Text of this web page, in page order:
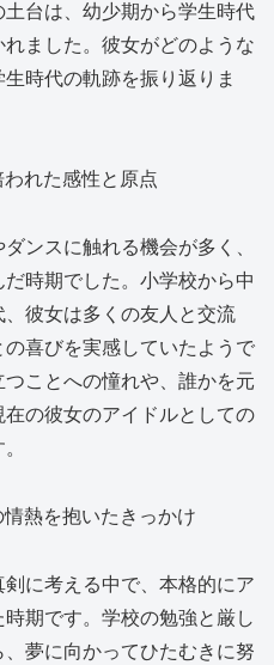
台は、幼少期から学生時代
ました。彼女がどのような
時代の軌跡を振り返りま
れた感性と原点
ンスに触れる機会が多く、
時期でした。小学校から中
彼女は多くの友人と交流
喜びを実感していたようで
ことへの憧れや、誰かを元
の彼女のアイドルとしての
熱を抱いたきっかけ
に考える中で、本格的にア
期です。学校の勉強と厳し
夢に向かってひたむきに努